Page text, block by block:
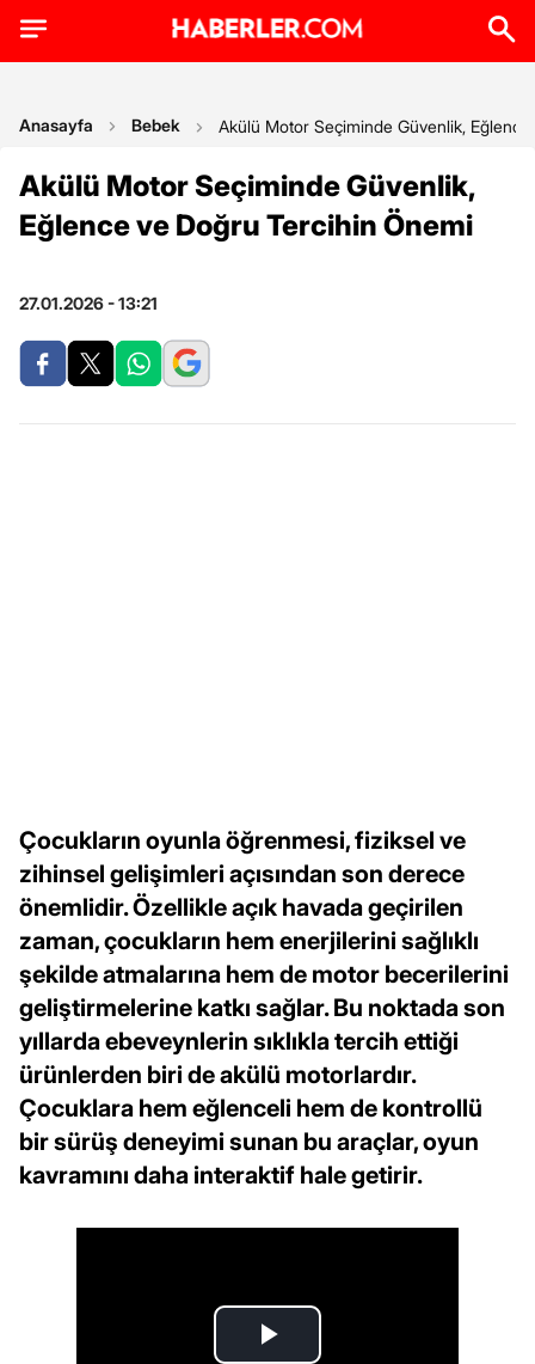
Anasayfa Bebek Akülü Motor Seçiminde Güvenlik,
Akülü Motor Seçiminde Güvenlik,
Eğlence ve Doğru Tercihin Önemi
27.01.2026 - 13:21
Çocukların oyunla öğrenmesi, fiziksel ve
zihinsel gelişimleri açısından son derece
önemlidir. Özellikle açık havada geçirilen
zaman, çocukların hem enerjilerini sağlıklı
şekilde atmalarına hem de motor becerilerini
geliştirmelerine katkı sağlar. Bu noktada son
yıllarda ebeveynlerin sıklıkla tercih ettiği
ürünlerden biri de akülü motorlardır.
Çocuklara hem eğlenceli hem de kontrollü
bir sürüş deneyimi sunan bu araçlar, oyun
kavramını daha interaktif hale getirir.